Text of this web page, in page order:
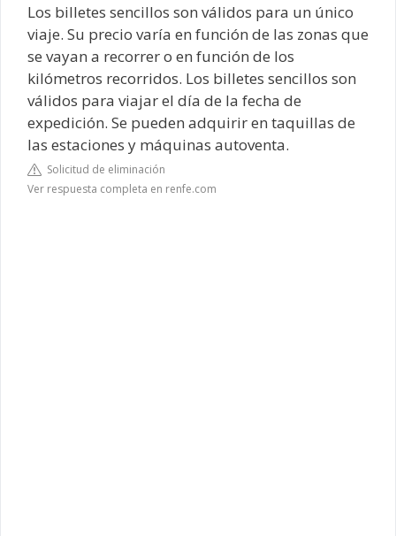
Los billetes sencillos son válidos para un único
viaje. Su precio varía en función de las zonas que
se vayan a recorrer o en función de los
kilómetros recorridos. Los billetes sencillos son
válidos para viajar el día de la fecha de
expedición. Se pueden adquirir en taquillas de
las estaciones y máquinas autoventa.
Solicitud de eliminación
Ver respuesta completa en renfe.com